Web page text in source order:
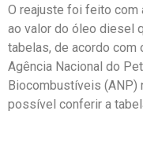
O reajuste foi feito com
ao valor do óleo diesel
tabelas, de acordo com
Agência Nacional do
Biocombustíveis (ANP)
possível conferir a